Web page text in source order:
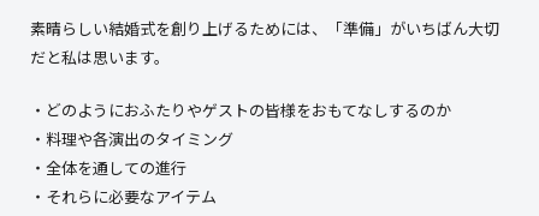
素晴らしい結婚式を創り上げるためには、「準備」がいちばん大切
だと私は思います。
・どのようにおふたりやゲストの皆様をおもてなしするのか
・料理や各演出のタイミング
・全体を通しての進行
・それらに必要なアイテム